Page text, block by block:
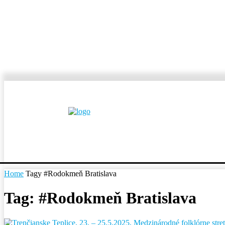
Home Tagy #Rodokmeň Bratislava
Tag: #Rodokmeň Bratislava